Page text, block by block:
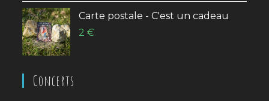
Carte postale - C'est un cadeau
2€
Concerts